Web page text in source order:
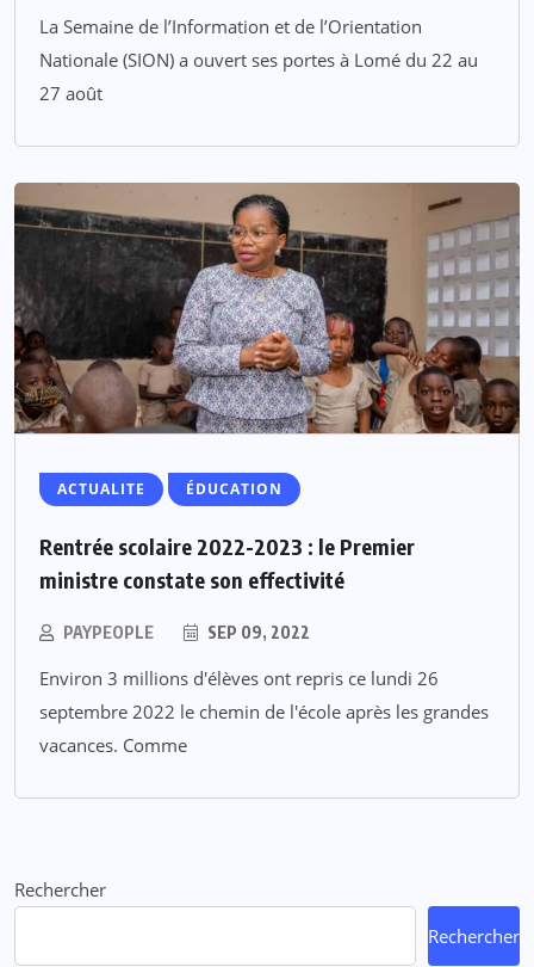
La Semaine de l’Information et de l’Orientation
Nationale (SION) a ouvert ses portes à Lomé du 22 au
27 août
ACTUALITE ÉDUCATION
Rentrée scolaire 2022-2023 : le Premier
ministre constate son effectivité
PAYPEOPLE SEP 09, 2022
Environ 3 millions d'élèves ont repris ce lundi 26
septembre 2022 le chemin de l'école après les grandes
vacances. Comme
Rechercher
Rechercher